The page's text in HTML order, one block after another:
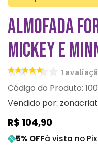
ALMOFADA
MICKEY E
1
:
Vendido por:
R$ 104,90
5% OFFà vista no Pix